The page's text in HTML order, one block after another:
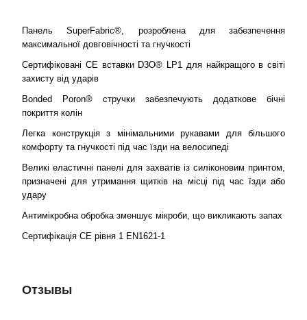
Панель SuperFabric®, розроблена для забезпечення
максимальної довговічності та гнучкості
Сертифіковані CE вставки D3O® LP1 для найкращого в світі
захисту від ударів
Bonded Poron® стручки забезпечують додаткове бічні
покриття колін
Легка конструкція з мінімальними рукавами для більшого
комфорту та гнучкості під час їзди на велосипеді
Великі еластичні панелі для захватів із силіконовим принтом,
призначені для утримання щитків на місці під час їзди або
удару
Антимікробна обробка зменшує мікроби, що викликають запах
Сертифікація CE рівня 1 EN1621-1
Отзывы